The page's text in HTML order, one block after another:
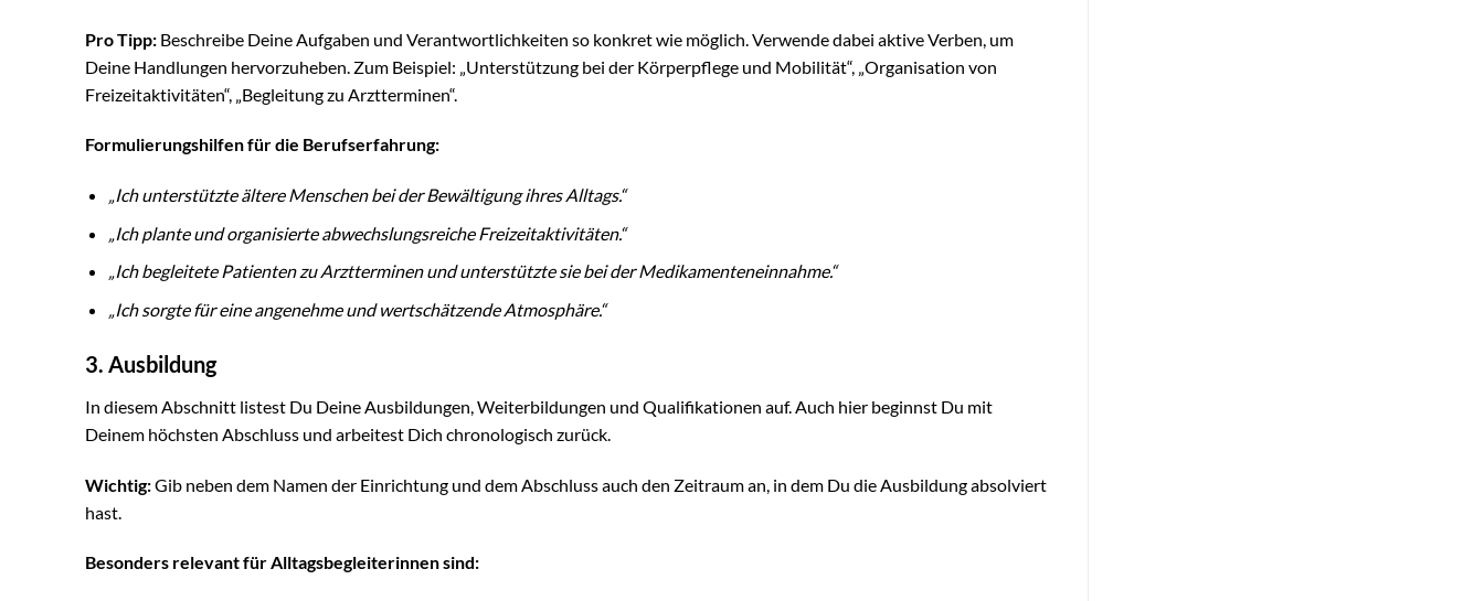
Pro Tipp: Beschreibe Deine Aufgaben und Verantwortlichkeiten so konkret wie möglich. Verwende dabei aktive Verben, um
Deine Handlungen hervorzuheben. Zum Beispiel: „Unterstützung bei der Körperpflege und Mobilität“, „Organisation von
Freizeitaktivitäten“, „Begleitung zu Arztterminen“.
Formulierungshilfen für die Berufserfahrung:
„Ich unterstützte ältere Menschen bei der Bewältigung ihres Alltags.“
„Ich plante und organisierte abwechslungsreiche Freizeitaktivitäten.“
„Ich begleitete Patienten zu Arztterminen und unterstützte sie bei der Medikamenteneinnahme.“
„Ich sorgte für eine angenehme und wertschätzende Atmosphäre.“
3. Ausbildung
In diesem Abschnitt listest Du Deine Ausbildungen, Weiterbildungen und Qualifikationen auf. Auch hier beginnst Du mit
Deinem höchsten Abschluss und arbeitest Dich chronologisch zurück.
Wichtig:Gib neben dem Namen der Einrichtung und dem Abschluss auch den Zeitraum an, in dem Du die Ausbildung absolviert
hast.
Besonders relevant für Alltagsbegleiterinnen sind: